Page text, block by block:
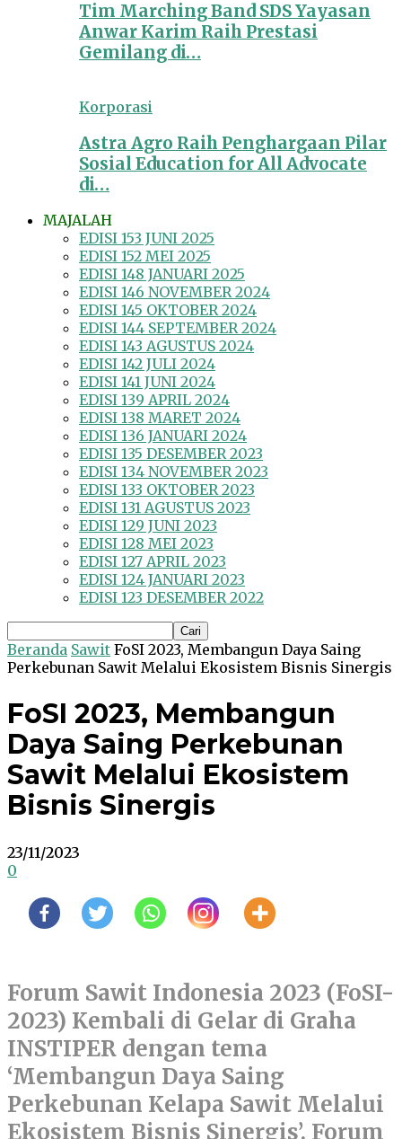
Tim Marching Band SDS Yayasan
Anwar Karim Raih Prestasi
Gemilang di…
Korporasi
Astra Agro Raih Penghargaan Pilar
Sosial Education for All Advocate
di…
MAJALAH
EDISI 153 JUNI 2025
EDISI 152 MEI 2025
EDISI 148 JANUARI 2025
EDISI 146 NOVEMBER 2024
EDISI 145 OKTOBER 2024
EDISI 144 SEPTEMBER 2024
EDISI 143 AGUSTUS 2024
EDISI 142 JULI 2024
EDISI 141 JUNI 2024
EDISI 139 APRIL 2024
EDISI 138 MARET 2024
EDISI 136 JANUARI 2024
EDISI 135 DESEMBER 2023
EDISI 134 NOVEMBER 2023
EDISI 133 OKTOBER 2023
EDISI 131 AGUSTUS 2023
EDISI 129 JUNI 2023
EDISI 128 MEI 2023
EDISI 127 APRIL 2023
EDISI 124 JANUARI 2023
EDISI 123 DESEMBER 2022
Beranda Sawit FoSI 2023, Membangun Daya Saing
Perkebunan Sawit Melalui Ekosistem Bisnis Sinergis
FoSI 2023, Membangun
Daya Saing Perkebunan
Sawit Melalui Ekosistem
Bisnis Sinergis
23/11/2023
0
Forum Sawit Indonesia 2023 (FoSI-
2023) Kembali di Gelar di Graha
INSTIPER dengan tema
‘Membangun Daya Saing
Perkebunan Kelapa Sawit Melalui
Ekosistem Bisnis Sinergis’. Forum